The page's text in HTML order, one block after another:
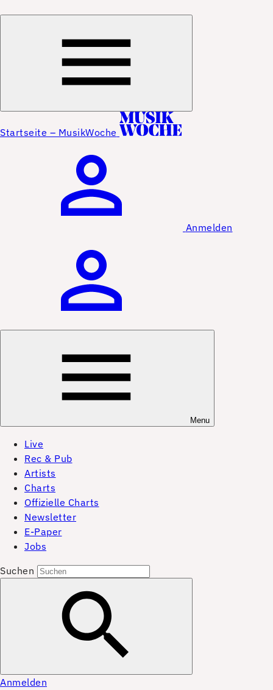
Startseite – MusikWoche
Anmelden
Menu
Live
Rec & Pub
Artists
Charts
Offizielle Charts
Newsletter
E-Paper
Jobs
Suchen
Anmelden